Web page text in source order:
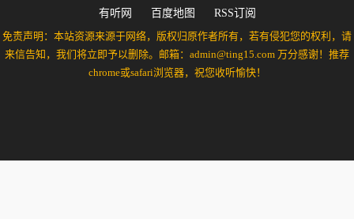
有听网 百度地图
RSS订阅
免责声明：本站资源来源于网络，版权归原作者所有，若有侵犯您的权利，请
来信告知，我们将立即予以删除。邮箱：admin@ting15.com 万分感谢！推荐
chrome或safari浏览器，祝您收听愉快！